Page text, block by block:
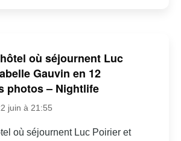
où séjournent Luc
Gauvin en 12
photos – Nightlife
juin à 21:55
où séjournent Luc Poirier et